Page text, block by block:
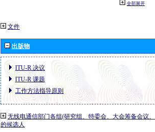
全部展开
文件
出版物
ITU-R 决议
ITU-R 课题
工作方法指导原则
无线电通信部门各组(研究组、特委会、大会筹备会议
的候选人